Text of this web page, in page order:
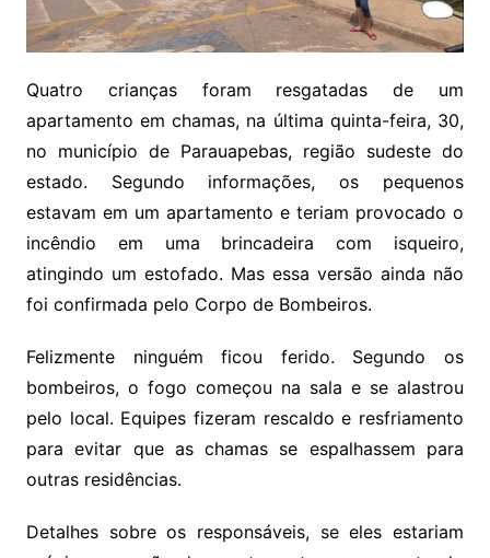
Quatro crianças foram resgatadas de um
apartamento em chamas, na última quinta-feira, 30,
no município de Parauapebas, região sudeste do
estado. Segundo informações, os pequenos
estavam em um apartamento e teriam provocado o
incêndio em uma brincadeira com isqueiro,
atingindo um estofado. Mas essa versão ainda não
foi confirmada pelo Corpo de Bombeiros.
Felizmente ninguém ficou ferido. Segundo os
bombeiros, o fogo começou na sala e se alastrou
pelo local. Equipes fizeram rescaldo e resfriamento
para evitar que as chamas se espalhassem para
outras residências.
Detalhes sobre os responsáveis, se eles estariam